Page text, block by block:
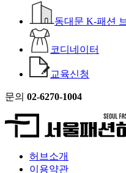
동대문 K-패션
코디네이터
교육신청
문의 02-6270-1004
허브소개
이용약관